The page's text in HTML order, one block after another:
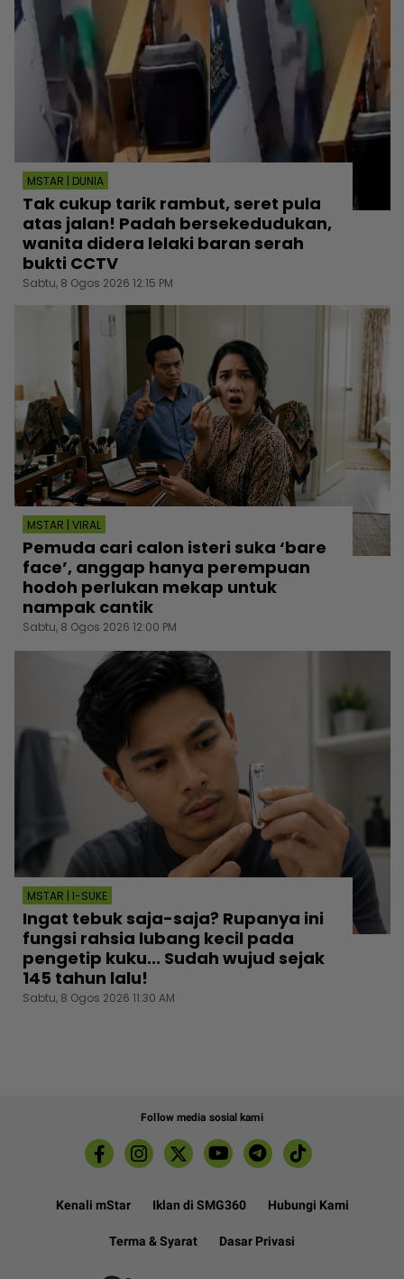
MSTAR | DUNIA
Tak cukup tarik rambut, seret pula
atas jalan! Padah bersekedudukan,
wanita didera lelaki baran serah
bukti CCTV
Sabtu, 8 Ogos 2026 12:15 PM
MSTAR | VIRAL
Pemuda cari calon isteri suka ‘bare
face’, anggap hanya perempuan
hodoh perlukan mekap untuk
nampak cantik
Sabtu, 8 Ogos 2026 12:00 PM
MSTAR | I-SUKE
Ingat tebuk saja-saja? Rupanya ini
fungsi rahsia lubang kecil pada
pengetip kuku... Sudah wujud sejak
145 tahun lalu!
Sabtu, 8 Ogos 2026 11:30 AM
Follow media sosial kami
Kenali mStar Iklan di SMG360 Hubungi Kami
Terma & Syarat Dasar Privasi